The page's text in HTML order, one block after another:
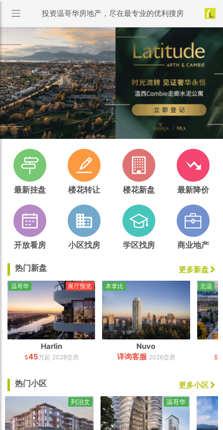
投资温哥华房地产，尽在最专业的优利搜房
最新挂盘 楼花转让 楼花新盘 最新降价
开放看房 小区找房 学区找房 商业地产
热门新盘 更多新盘
Harlin
$45万起 2028交房
温哥华 展厅预览
Nuvo
详询客服 2026交房
本拿比
$
北温
热门小区 更多小区
列治文 温哥华